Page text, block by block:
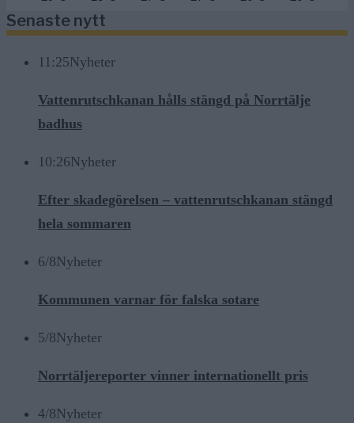
Senaste nytt
11:25Nyheter
Vattenrutschkanan hålls stängd på Norrtälje
badhus
10:26Nyheter
Efter skadegörelsen – vattenrutschkanan stängd
hela sommaren
6/8Nyheter
Kommunen varnar för falska sotare
5/8Nyheter
Norrtäljereporter vinner internationellt pris
4/8Nyheter